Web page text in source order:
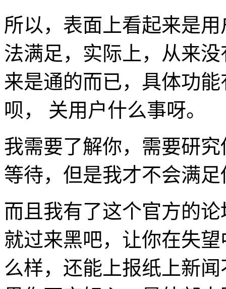
所以，表面上看起来是
法满足，实际上，从来
来是通的而已，具体功
呗， 关用户什么事呀。
我需要了解你，需要研
等待，但是我才不会满足
而且我有了这个官方的
就过来黑吧，让你在失
么样，还能上报纸上新